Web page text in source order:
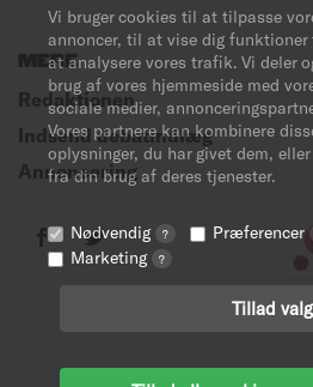
Vi bruger cookies til at tilpasse
annoncer, til at vise dig
at analysere vores trafik. Vi deler
brug af vores hjemmeside med
sociale medier,
Vores partnere kan kombinere
oplysninger, du har givet dem,
fra din brug af deres tjenester.
Nødvendig ? Præferencer
Marketing ?
Tillad
MERE
Redaktionen
Indsend debatindlæg
Annoncering